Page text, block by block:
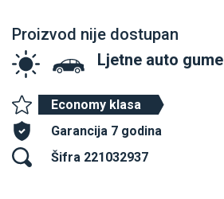
Proizvod nije dostupan
Ljetne auto gume
Economy klasa
Garancija 7 godina
Šifra 221032937